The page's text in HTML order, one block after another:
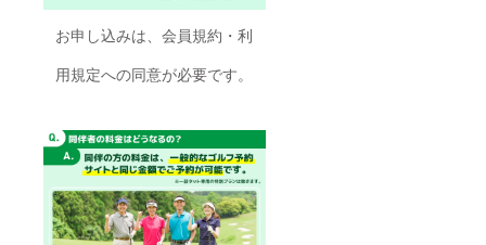
お申し込みは、会員規約・利
用規定への同意が必要です。